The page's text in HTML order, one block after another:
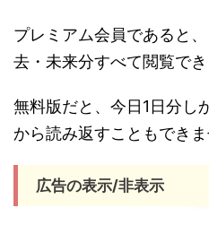
プレミアム会員であると
去・未来分すべて閲覧でき
無料版だと、今日1日分し
から読み返すこともできま
広告の表示/非表示